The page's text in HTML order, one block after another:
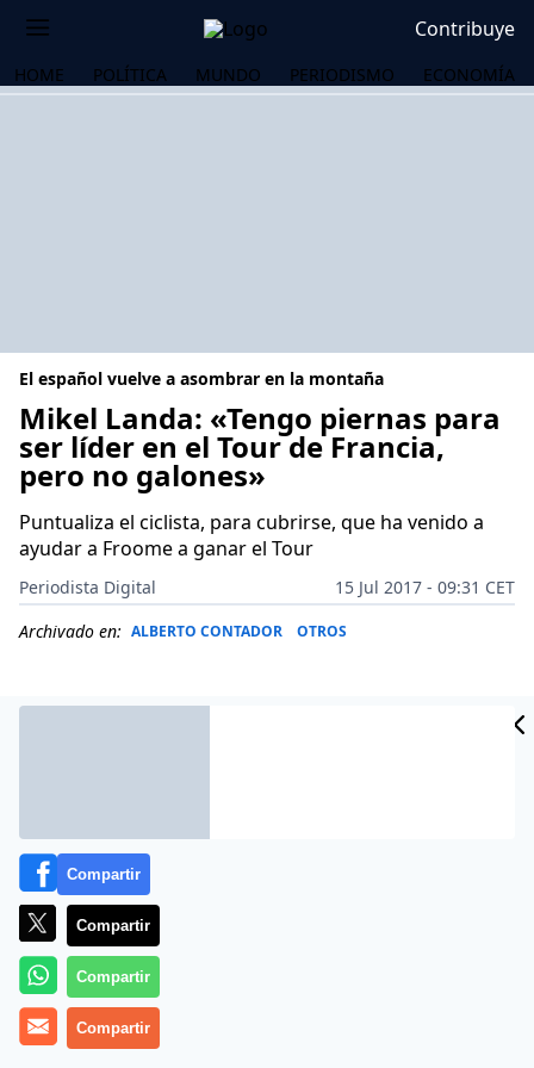
Contribuye
HOME POLÍTICA MUNDO PERIODISMO ECONOMÍA
El español vuelve a asombrar en la montaña
Mikel Landa: «Tengo piernas para
ser líder en el Tour de Francia,
pero no galones»
Puntualiza el ciclista, para cubrirse, que ha venido a
ayudar a Froome a ganar el Tour
Periodista Digital
15 Jul 2017 - 09:31 CET
Archivado en: ALBERTO CONTADOR OTROS
Alberto Alberto Contador rompió este 14 de julio de
2017 la dinámica de la 13ª etapa a la búsqueda, como
Compartir
Compartir
Compartir
Compartir